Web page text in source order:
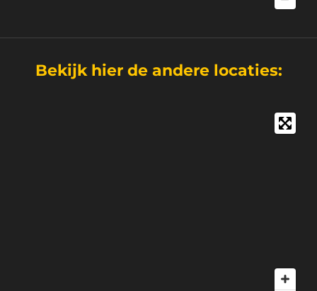
Bekijk hier de andere locaties: